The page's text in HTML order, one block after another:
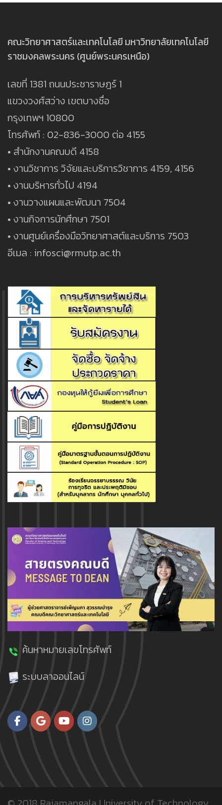
คณะวิทยาศาสตร์และเทคโนโลยี มหาวิทยาลัยเทคโนโลยี
ราชมงคลพระนคร (ศูนย์พระนครเหนือ)
เลขที่ 1381 ถนนประชาราษฎร์ 1
แขวงวงศ์สว่าง เขตบางซื่อ
กรุงเทพฯ 10800
โทรศัพท์ : 02-836-3000 ต่อ 4155
• สำนักงานคณบดี 4158
• งานวิชาการ วิจัยและบริการวิชาการ 4159, 4156
• งานบริหารทั่วไป 4194
• งานวางแผนและพัฒนา 7504
• งานกิจการนักศึกษา 7501
• งานศูนย์เครื่องมือวิทยาศาสต์และบริการ 7503
อีเมล : infosci@rmutp.ac.th
ค้นหาหมายเลขโทรศัพท์
ระบบลาออนไลน์